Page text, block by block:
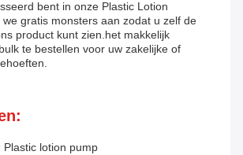
bent in onze Plastic Lotion
we gratis monsters aan zodat u zelf de
product kunt zien.het makkelijk
te bestellen voor uw zakelijke of
Plastic lotion pump